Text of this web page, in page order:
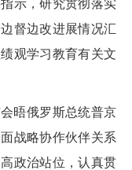
示，研究贯彻落实
督边改进展情况汇
观学习教育有关文
晤俄罗斯总统普京
战略协作伙伴关系
政治站位，认真贯